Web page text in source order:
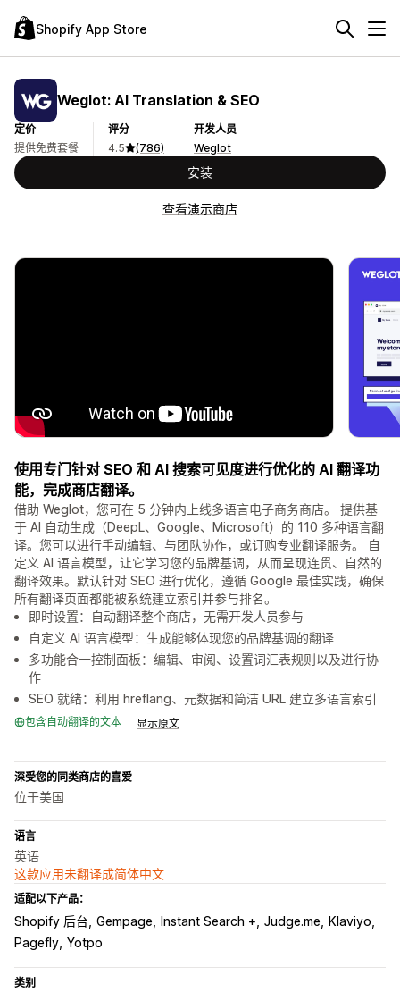
Shopify App Store
Weglot: AI Translation & SEO
定价
提供免费套餐
评分
4.5
(786)
开发人员
Weglot
安装
查看演示商店
使用专门针对 SEO 和 AI 搜索可见度进行优化的 AI 翻译功
能，完成商店翻译。
借助 Weglot，您可在 5 分钟内上线多语言电子商务商店。 提供基
于 AI 自动生成（DeepL、Google、Microsoft）的 110 多种语言翻
译。您可以进行手动编辑、与团队协作，或订购专业翻译服务。 自
定义 AI 语言模型，让它学习您的品牌基调，从而呈现连贯、自然的
翻译效果。默认针对 SEO 进行优化，遵循 Google 最佳实践，确保
所有翻译页面都能被系统建立索引并参与排名。
即时设置：自动翻译整个商店，无需开发人员参与
自定义 AI 语言模型：生成能够体现您的品牌基调的翻译
多功能合一控制面板：编辑、审阅、设置词汇表规则以及进行协
作
SEO 就绪：利用 hreflang、元数据和简洁 URL 建立多语言索引
包含自动翻译的文本 显示原文
深受您的同类商店的喜爱
位于美国
语言
英语
这款应用未翻译成简体中文
适配以下产品：
Shopify 后台 Gempage Instant Search + Judge.me
Klaviyo
Pagefly Yotpo
类别